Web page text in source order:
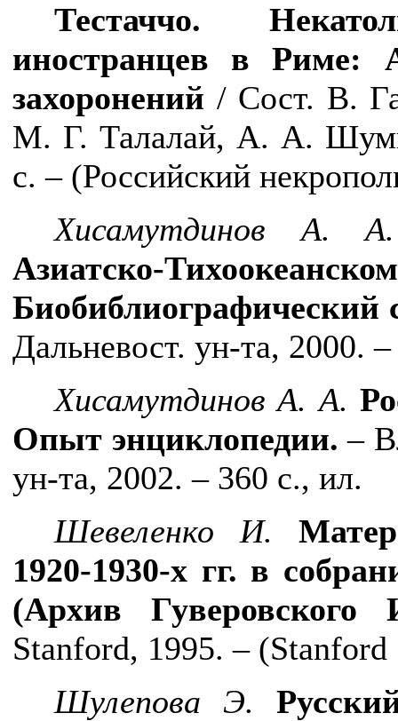
Тестаччо.
иностранцев в Риме:
захоронений / Сост. В.
М. Г. Талалай, А. А.
с. – (Российский
Хисамутдинов А. А.
Азиатско-
Биобиблиографический
Дальневост. ун-та, 2000.
Хисамутдинов А. А.
Опыт энциклопедии.–
ун-та, 2002. – 360 с., ил.
Шевеленко И.
1920-1930-х гг. в
(Архив Гуверовского
Stanford, 1995. – (Stanford
Шулепова Э.